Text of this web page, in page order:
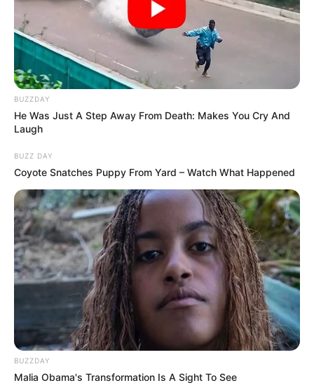
BUZZDAY
He Was Just A Step Away From Death: Makes You Cry And
Laugh
BUZZ DAY
Coyote Snatches Puppy From Yard – Watch What Happened
BUZZDAY
Malia Obama's Transformation Is A Sight To See